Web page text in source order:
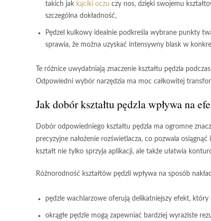
takich jak kąciki oczu czy nos, dzięki swojemu
szczególna dokładność,
Pędzel kulkowy idealnie podkreśla wybrane punkty
sprawia, że można uzyskać intensywny blask w
Te różnice uwydatniają znaczenie kształtu pędzla
Odpowiedni wybór narzędzia ma moc całkowitej
Jak dobór kształtu pędzla wpływa na
Dobór odpowiedniego kształtu pędzla ma ogromne
precyzyjne nałożenie rozświetlacza, co pozwala osiągnąć
kształt nie tylko sprzyja aplikacji, ale także ułatwia
Różnorodność kształtów pędzli wpływa na sposób
pędzle wachlarzowe oferują delikatniejszy efekt,
okrągłe pędzle mogą zapewniać bardziej wyraziste